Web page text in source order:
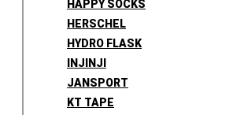
HAPPY SOCKS
HERSCHEL
HYDRO FLASK
INJINJI
JANSPORT
KT TAPE